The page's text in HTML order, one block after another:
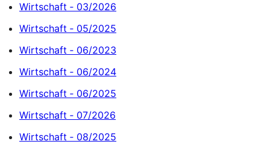
Wirtschaft ‐ 03/2026
Wirtschaft ‐ 05/2025
Wirtschaft ‐ 06/2023
Wirtschaft ‐ 06/2024
Wirtschaft ‐ 06/2025
Wirtschaft ‐ 07/2026
Wirtschaft ‐ 08/2025